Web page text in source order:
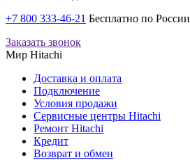
+7 800 333-46-21 Бесплатно по России
Заказать звонок
Мир Hitachi
Доставка и оплата
Подключение
Условия продажи
Сервисные центры Hitachi
Ремонт Hitachi
Кредит
Возврат и обмен